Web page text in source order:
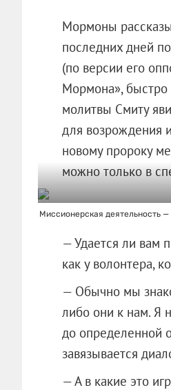
Мормоны
последних дней
(по версии его
Мормона», быстро
молитвы Смиту
для возрождения
новому пророку
можно только в
Миссионерская деятельность
— Удается ли вам
как у волонтера,
— Обычно мы
либо они к нам. Я
до определенной
завязывается
— А в какие это